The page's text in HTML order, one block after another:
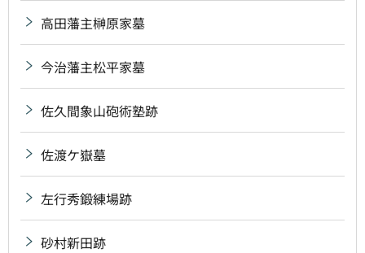
高田藩主榊原家墓
今治藩主松平家墓
佐久間象山砲術塾跡
佐渡ケ嶽墓
左行秀鍛練場跡
砂村新田跡